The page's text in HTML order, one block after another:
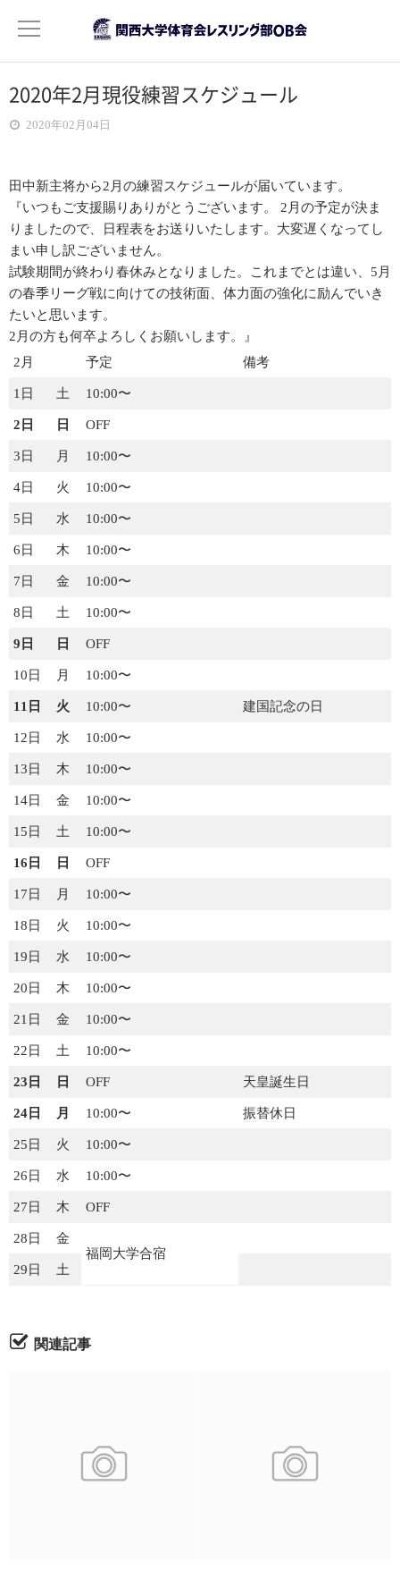
OB会について
ご挨拶
活動目的
役員紹介
会費について
記録
年次活動報告
2022年度分
2020年度分
2018年度分
60周年記念誌
50周年記念誌
30周年記念誌
お知らせ
お知らせ(直近)
現役予定(月次)
2020年2月現役練習スケジュール
2020年02月04日
田中新主将から2月の練習スケジュールが届いています。
『いつもご支援賜りありがとうございます。 2月の予定が決ま
りましたので、日程表をお送りいたします。 大変遅くなってし
まい申し訳ございません。
試験期間が終わり春休みとなりました。これまでとは違い、 5月
の春季リーグ戦に向けての技術面、 体力面の強化に励んでいき
たいと思います。
2月の方も何卒よろしくお願いします。』
2月
予定 備考
1日 土 10:00〜
2日 日 OFF
3日 月 10:00〜
4日 火 10:00〜
5日 水 10:00〜
6日 木 10:00〜
7日 金 10:00〜
8日 土 10:00〜
9日 日 OFF
10日 月 10:00〜
11日 火 10:00〜 建国記念の日
12日 水 10:00〜
13日 木 10:00〜
14日 金 10:00〜
15日 土 10:00〜
16日 日 OFF
17日 月 10:00〜
18日 火 10:00〜
19日 水 10:00〜
20日 木 10:00〜
21日 金 10:00〜
22日 土 10:00〜
23日 日 OFF 天皇誕生日
24日 月 10:00〜 振替休日
25日 火 10:00〜
26日 水 10:00〜
27日 木 OFF
28日
金
福岡大学合宿
29日
土
関連記事